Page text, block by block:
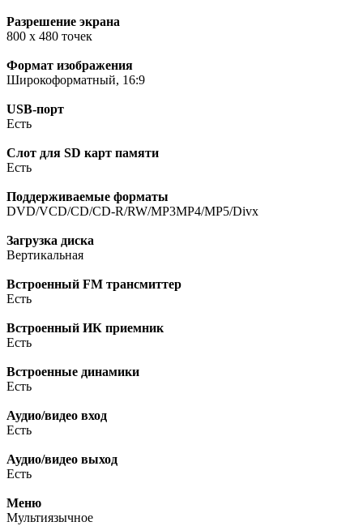
Разрешение экрана
800 х 480 точек
Формат изображения
Широкоформатный, 16:9
USB-порт
Есть
Слот для SD карт памяти
Есть
Поддерживаемые форматы
DVD/VCD/CD/CD-R/RW/MP3MP4/MP5/Divx
Загрузка диска
Вертикальная
Встроенный FM трансмиттер
Есть
Встроенный ИК приемник
Есть
Встроенные динамики
Есть
Аудио/видео вход
Есть
Аудио/видео выход
Есть
Меню
Мультиязычное